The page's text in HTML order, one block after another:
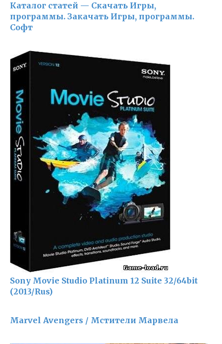
Каталог статей — Скачать Игры,
программы. Закачать Игры, программы.
Софт
Sony Movie Studio Platinum 12 Suite 32/64bit
(2013/Rus)
Marvel Avengers / Мстители Марвела